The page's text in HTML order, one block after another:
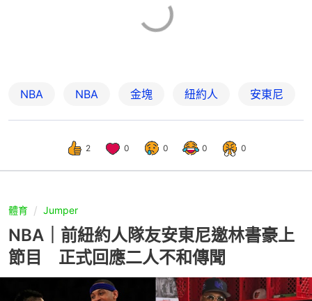
NBA NBA 金塊 紐約人 安東尼
2 0 0 0 0
體育 Jumper
NBA｜前紐約人隊友安東尼邀林書豪上
節目 正式回應二人不和傳聞